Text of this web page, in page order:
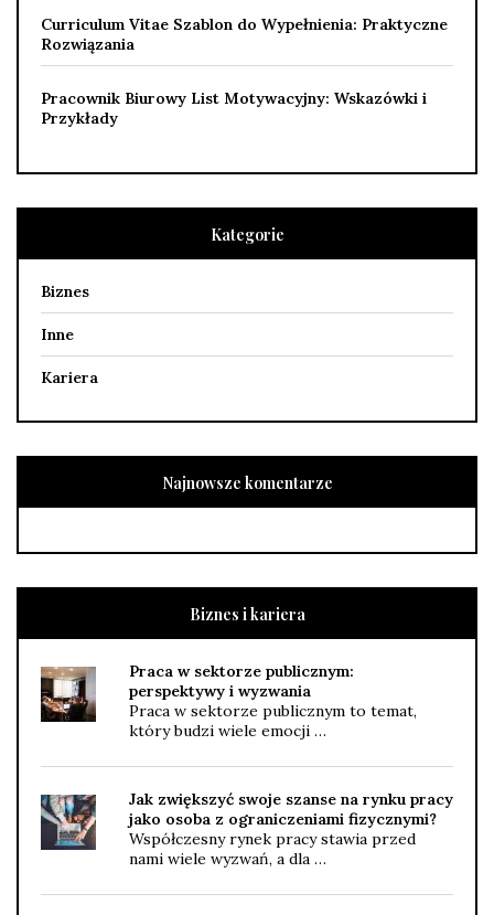
Curriculum Vitae Szablon do Wypełnienia: Praktyczne
Rozwiązania
Pracownik Biurowy List Motywacyjny: Wskazówki i
Przykłady
Kategorie
Biznes
Inne
Kariera
Najnowsze komentarze
Biznes i kariera
Praca w sektorze publicznym:
perspektywy i wyzwania
Praca w sektorze publicznym to temat,
który budzi wiele emocji …
Jak zwiększyć swoje szanse na rynku pracy
jako osoba z ograniczeniami fizycznymi?
Współczesny rynek pracy stawia przed
nami wiele wyzwań, a dla …